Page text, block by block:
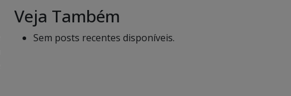
Veja Também
Sem posts recentes disponíveis.